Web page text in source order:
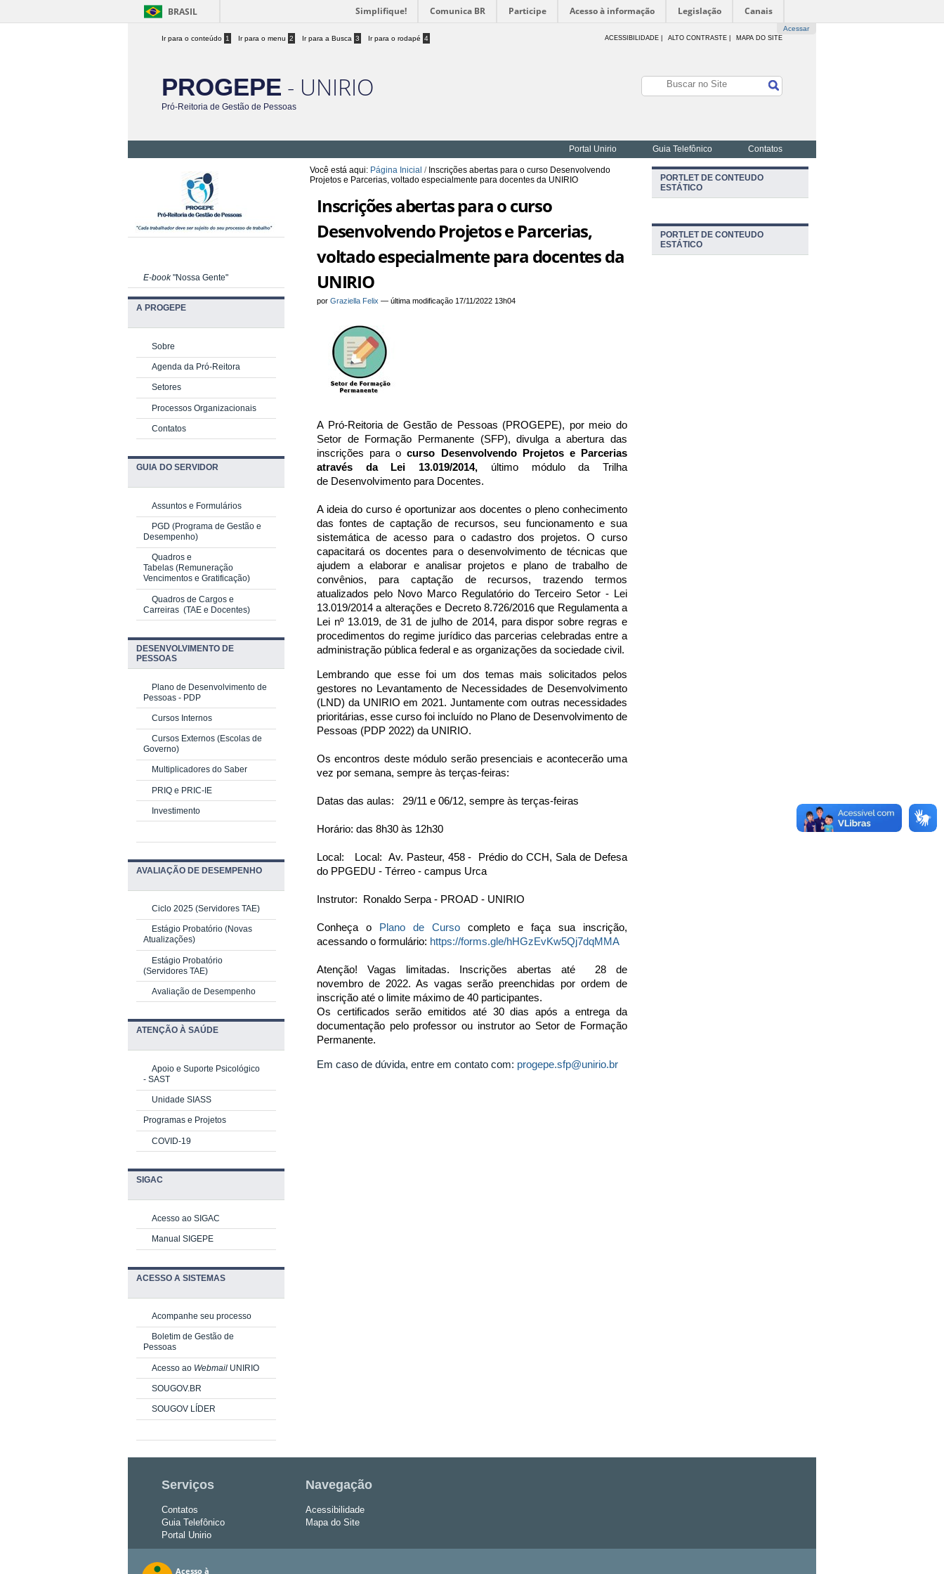
BRASIL Simplifique! Comunica BR Participe Acesso à informação Legislação Canais
Acessar
Ir para o conteúdo 1 Ir para o menu 2 Ir para a Busca 3 Ir para o rodapé 4 ACESSIBILIDADE ALTO CONTRASTE | MAPA DO SITE
PROGEPE - UNIRIO
Pró-Reitoria de Gestão de Pessoas
Portal Unirio Guia Telefônico Contatos
Você está aqui: Página Inicial / Inscrições abertas para o curso Desenvolvendo
Projetos e Parcerias, voltado especialmente para docentes da UNIRIO
Inscrições abertas para o curso
Desenvolvendo Projetos e Parcerias,
voltado especialmente para docentes da
UNIRIO
porGraziella Felix —última modificação 17/11/2022 13h04
A Pró-Reitoria de Gestão de Pessoas (PROGEPE), por meio do
Setor de Formação Permanente (SFP), divulga a abertura das
inscrições para o curso Desenvolvendo Projetos e Parcerias
através da Lei 13.019/2014, último módulo da Trilha
de Desenvolvimento para Docentes.
A ideia do curso é oportunizar aos docentes o pleno conhecimento
das fontes de captação de recursos, seu funcionamento e sua
sistemática de acesso para o cadastro dos projetos.O curso
capacitará os docentes para o desenvolvimento de técnicas que
ajudem a elaborar e analisar projetos e plano de trabalho de
convênios, para captação de recursos, trazendo termos
atualizados pelo Novo Marco Regulatório do Terceiro Setor - Lei
13.019/2014 a alterações e Decreto 8.726/2016 que Regulamenta a
Lei nº 13.019, de 31 de julho de 2014, para dispor sobre regras e
procedimentos do regime jurídico das parcerias celebradas entre a
administração pública federal e as organizações da sociedade civil.
Lembrando que esse foi um dos temas mais solicitados pelos
gestores no Levantamento de Necessidades de Desenvolvimento
(LND) da UNIRIO em 2021. Juntamente com outras necessidades
prioritárias, esse curso foi incluído no Plano de Desenvolvimento de
Pessoas (PDP 2022) da UNIRIO.
Os encontros deste módulo serão presenciais e acontecerão uma
vez por semana, sempre às terças-feiras:
Datas das aulas: 29/11 e 06/12, sempre às terças-feiras
Horário: das 8h30 às 12h30
Local: Local: Av. Pasteur, 458 - Prédio do CCH, Sala de Defesa
do PPGEDU - Térreo - campus Urca
Instrutor: Ronaldo Serpa - PROAD - UNIRIO
Conheça o Plano de Curso completo e faça sua inscrição,
acessando o formulário: https://forms.gle/hHGzEvKw5Qj7dqMMA
Atenção! Vagas limitadas.
Inscrições abertas até 28 de
novembro de 2022. As vagas serão preenchidas por ordem de
inscrição até o limite máximo de 40 participantes.
Os certificados serão emitidos até 30 dias após a entrega da
documentação pelo professor ou instrutor ao Setor de Formação
Permanente.
Em caso de dúvida, entre em contato com: progepe.sfp@unirio.br
E-book"Nossa Gente"
A PROGEPE
Sobre
Agenda da Pró-Reitora
Setores
Processos Organizacionais
Contatos
GUIA DO SERVIDOR
Assuntos e Formulários
PGD (Programa de Gestão e
Desempenho)
Quadros e
Tabelas (Remuneração
Vencimentos e Gratificação)
Quadros de Cargos e
Carreiras (TAE e Docentes)
DESENVOLVIMENTO DE
PESSOAS
Plano de Desenvolvimento de
Pessoas - PDP
Cursos Internos
Cursos Externos (Escolas de
Governo)
Multiplicadores do Saber
PRIQ e PRIC-IE
Investimento
AVALIAÇÃO DE DESEMPENHO
Ciclo 2025 (Servidores TAE)
Estágio Probatório (Novas
Atualizações)
Estágio Probatório
(Servidores TAE)
Avaliação de Desempenho
ATENÇÃO À SAÚDE
Apoio e Suporte Psicológico
- SAST
Unidade SIASS
Programas e Projetos
COVID-19
SIGAC
Acesso ao SIGAC
Manual SIGEPE
ACESSO A SISTEMAS
Acompanhe seu processo
Boletim de Gestão de
Pessoas
Acesso ao Webmail UNIRIO
SOUGOV.BR
SOUGOV LÍDER
PORTLET DE CONTEUDO
ESTÁTICO
PORTLET DE CONTEUDO
ESTÁTICO
Serviços
Contatos
Guia Telefônico
Portal Unirio
Navegação
Acessibilidade
Mapa do Site